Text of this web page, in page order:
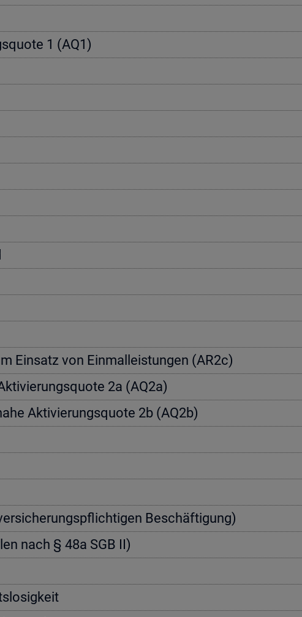
1 (AQ1)
Ein­satz von Einmal­leis­tun­gen (AR2c)
2a (AQ2a)
Ak­ti­vie­rungs­quo­te 2b (AQ2b)
Be­schäf­ti­gung)
nach § 48a SGB II)